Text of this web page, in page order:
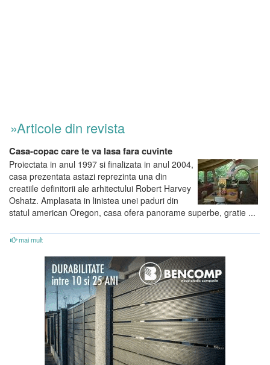
»Articole din revista
Casa-copac care te va lasa fara cuvinte
Proiectata in anul 1997 si finalizata in anul 2004,
casa prezentata astazi reprezinta una din
creatiile definitorii ale arhitectului Robert Harvey
Oshatz. Amplasata in linistea unei paduri din
statul american Oregon, casa ofera panorame superbe, gratie ...
mai mult